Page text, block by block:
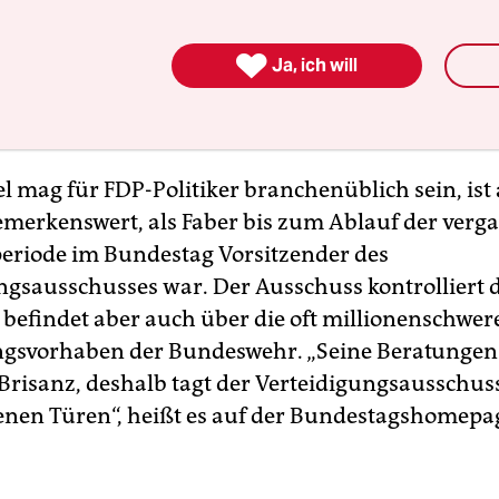
zwischen dem politischen Berlin, Brüssel und
des Systemhauses in Ulm. Als Teil der
mag für FDP-Politiker branchenüblich sein, ist
als Faber bis zum Ablauf der
im Bundestag Vorsitzender des
war. Der Ausschuss kontrolliert
befindet aber auch über die oft
der Bundeswehr. „Seine
deshalb tagt der
Türen“, heißt es auf der
 Ja, ich will